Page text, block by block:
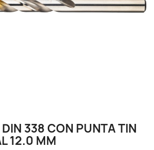
338 CON PUNTA TIN
12.0 MM